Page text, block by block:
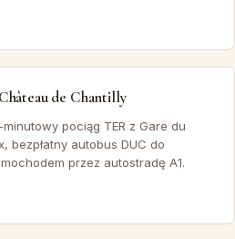
de Chantilly
pociąg TER z Gare du
bezpłatny autobus DUC do
przez autostradę A1.